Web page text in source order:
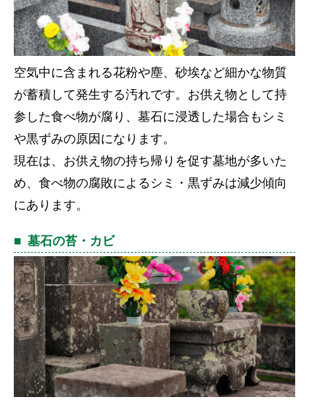
空気中に含まれる花粉や塵、砂埃など細かな物質
が蓄積して発生する汚れです。お供え物として持
参した食べ物が腐り、墓石に浸透した場合もシミ
や黒ずみの原因になります。
現在は、お供え物の持ち帰りを促す墓地が多いた
め、食べ物の腐敗によるシミ・黒ずみは減少傾向
にあります。
墓石の苔・カビ